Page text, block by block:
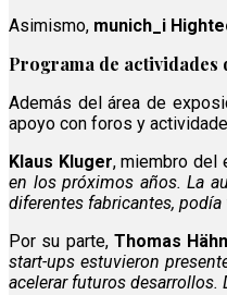
Asimismo, munich_i
Programa de actividades
Además del área de
apoyo con foros y
Klaus Kluger, miembro del
en los próximos años. La
diferentes fabricantes,
Por su parte, Thomas
start-ups estuvieron
acelerar futuros desarrollos.